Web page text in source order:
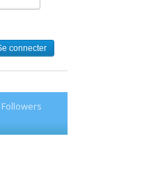
Followers